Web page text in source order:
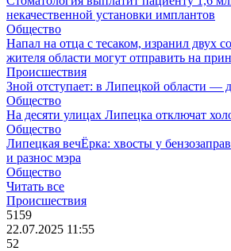
некачественной установки имплантов
Общество
Напал на отца с тесаком, изранил двух
жителя области могут отправить на
Происшествия
Зной отступает: в Липецкой области —
Общество
На десяти улицах Липецка отключат
Общество
Липецкая вечЁрка: хвосты у
и разнос мэра
Общество
Читать все
Происшествия
5159
22.07.2025 11:55
52